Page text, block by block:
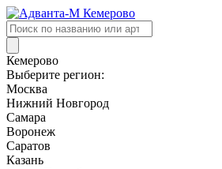
Поиск
товаров
Кемерово
Выберите регион:
Москва
Нижний Новгород
Самара
Воронеж
Саратов
Казань